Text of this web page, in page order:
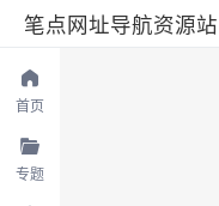
笔点网址导航资源站
首页
专题